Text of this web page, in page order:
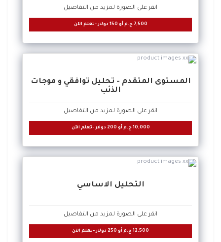
انقر على الصورة لمزيد من التفاصيل
7,500 ج.م أو 150 دولار -تعلم الآن
المستوى المتقدم - تحليل توافقي و موجات
الذئب
انقر على الصورة لمزيد من التفاصيل
10,000 ج.م أو 200 دولار -تعلم الآن
التحليل الاساسي
انقر على الصورة لمزيد من التفاصيل
12,500 ج.م أو 250 دولار -تعلم الآن